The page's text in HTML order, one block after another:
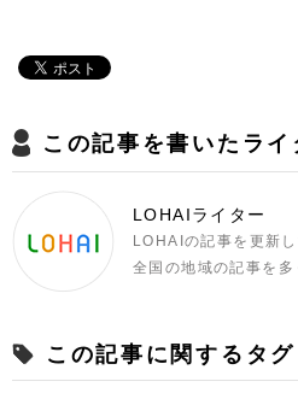
この記事を書いたライ
LOHAIライター
LOHAIの記事を更新し
全国の地域の記事を多
この記事に関するタグ